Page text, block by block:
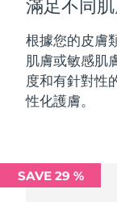
滿足不同
根據您的皮膚
肌膚或敏感肌
度和有針對性
性化護膚。
SAVE 29 %